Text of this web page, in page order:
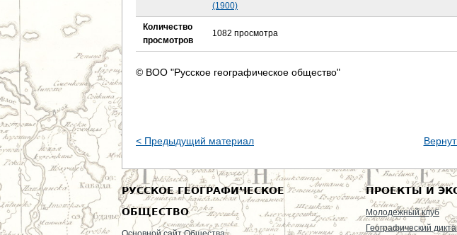
(1900)
Количество
просмотров
1082 просмотра
© ВОО "Русское географическое общество"
< Предыдущий материал
РУССКОЕ ГЕОГРАФИЧЕСКОЕ
ОБЩЕСТВО
ПРОЕКТЫ И
Молодежный клуб
Географический